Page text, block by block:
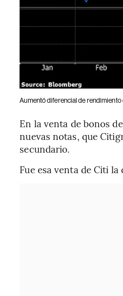
Aumentó diferencial de
En la venta de bonos
nuevas notas, que
secundario.
Fue esa venta de Citi